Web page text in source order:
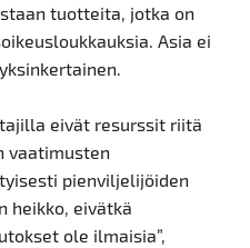
tuotteita, jotka on
Asia ei
eivät resurssit riitä
vaatimusten
pienviljelijöiden
heikko, eivätkä
ole ilmaisia”,